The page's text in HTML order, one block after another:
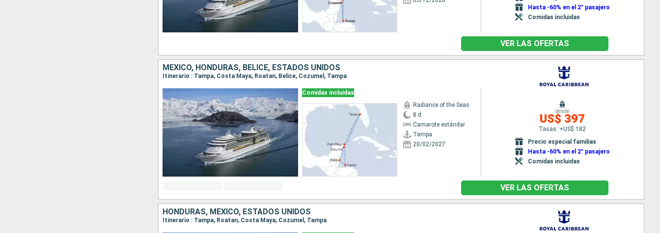
Hasta -60% en el 2° pasajero
Comidas incluidas
VER LAS OFERTAS
MÉXICO, HONDURAS, BELICE, ESTADOS UNIDOS
Itinerario : Tampa, Costa Maya, Roatan, Belice, Cozumel, Tampa
Comidas incluidas
Radiance of the Seas
8 d
Camarote estándar
Tampa
20/02/2027
desde
US$ 397
Tasas: +US$ 182
Precio especial familias
Hasta -60% en el 2° pasajero
Comidas incluidas
VER LAS OFERTAS
HONDURAS, MÉXICO, ESTADOS UNIDOS
Itinerario : Tampa, Roatan, Costa Maya, Cozumel, Tampa